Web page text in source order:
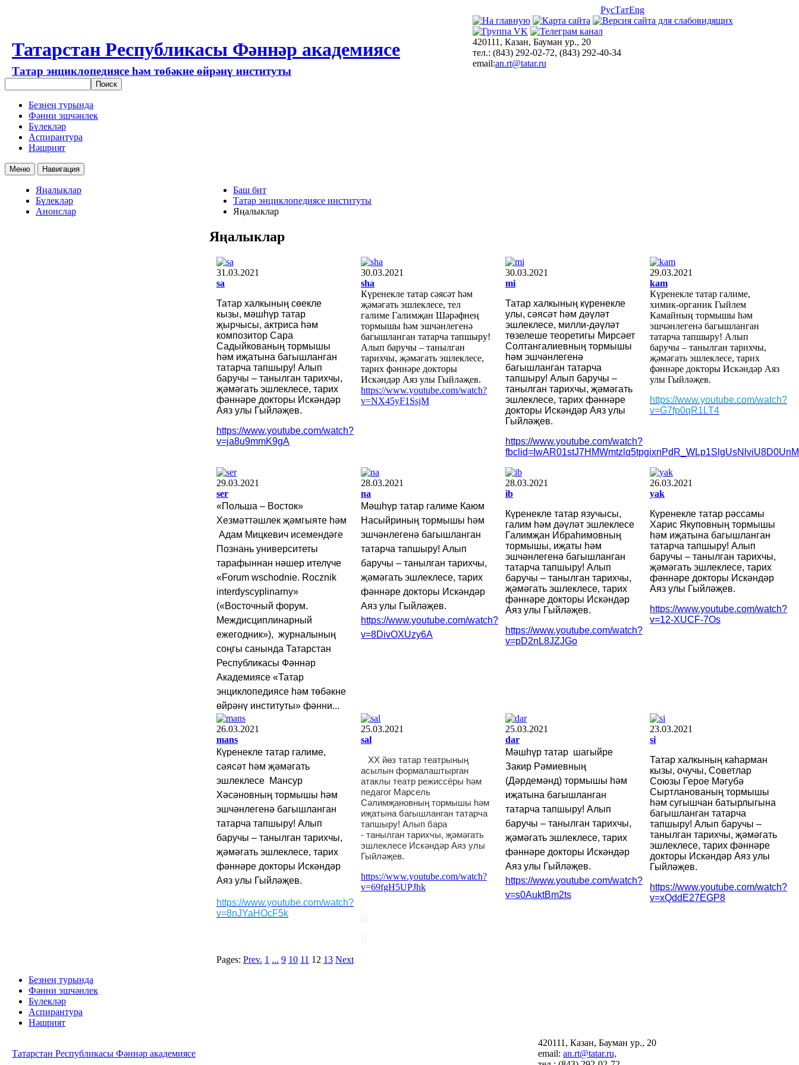
РусТатEng
Татарстан Республикасы Фәннәр академиясе
Татар энциклопедиясе һәм төбәкне өйрәнү институты
420111, Казан, Бауман ур., 20
тел.: (843) 292-02-72, (843) 292-40-34
email:an.rt@tatar.ru
Безнең турында
Фәнни эшчәнлек
Бүлекләр
Аспирантура
Нәшрият
Меню Навигация
Яңалыклар
Бүлекләр
Анонслар
Баш бит
Татар энциклопедиясе институты
Яңалыклар
Яңалыклар
31.03.2021
sa
Татар халкының сөекле
кызы, мәшһүр татар
җырчысы, актриса һәм
композитор Сара
Садыйкованың тормышы
һәм иҗатына багышланган
татарча тапшыру! Алып
баручы – танылган тарихчы,
җәмәгать эшлеклесе, тарих
фәннәре докторы Искәндәр
Аяз улы Гыйләҗев.
https://www.youtube.com/watch?
v=ja8u9mmK9gA
30.03.2021
sha
Күренекле татар сәясәт һәм
җәмәгать эшлеклесе, тел
галиме Галимҗан Шәрәфнең
тормышы һәм эшчәнлегенә
багышланган татарча тапшыру!
Алып баручы – танылган
тарихчы, җәмәгать эшлеклесе,
тарих фәннәре докторы
Искәндәр Аяз улы Гыйләҗев.
https://www.youtube.com/watch?
v=NX45yF1SsjM
30.03.2021
mi
Татар халкының күренекле
улы, сәясәт һәм дәүләт
эшлеклесе, милли-дәүләт
төзелеше теоретигы Мирсәет
Солтангалиевның тормышы
һәм эшчәнлегенә
багышланган татарча
тапшыру! Алып баручы –
танылган тарихчы, җәмәгать
эшлеклесе, тарих фәннәре
докторы Искәндәр Аяз улы
Гыйләҗев.
https://www.youtube.com/watch?
29.03.2021
kam
Күренекле татар галиме,
химик-органик Гыйлем
Камайның тормышы һәм
эшчәнлегенә багышланган
татарча тапшыру! Алып
баручы – танылган тарихчы,
җәмәгать эшлеклесе, тарих
фәннәре докторы Искәндәр Аяз
улы Гыйләҗев.
https://www.youtube.com/watch?
v=G7fp0qR1LT4
29.03.2021
ser
«Польша – Восток»
Хезмәттәшлек җәмгыяте һәм
Адам Мицкевич исемендәге
Познань университеты
тарафыннан нәшер ителүче
«Forum wschodnie. Rocznik
interdyscyplinarny»
(«Восточный форум.
Междисциплинарный
ежегодник»), журналының
соңгы санында Татарстан
Республикасы Фәннәр
Академиясе «Татар
энциклопедиясе һәм төбәкне
өйрәнү институты» фәнни...
28.03.2021
na
Мәшһүр татар галиме Каюм
Насыйриның тормышы һәм
эшчәнлегенә багышланган
татарча тапшыру! Алып
баручы – танылган тарихчы,
җәмәгать эшлеклесе, тарих
фәннәре докторы Искәндәр
Аяз улы Гыйләҗев.
https://www.youtube.com/watch?
v=8DivOXUzy6A
28.03.2021
ib
Күренекле татар язучысы,
галим һәм дәүләт эшлеклесе
Галимҗан Ибраһимовның
тормышы, иҗаты һәм
эшчәнлегенә багышланган
татарча тапшыру! Алып
баручы – танылган тарихчы,
җәмәгать эшлеклесе, тарих
фәннәре докторы Искәндәр
Аяз улы Гыйләҗев.
https://www.youtube.com/watch?
v=pD2nL8JZJGo
26.03.2021
yak
Күренекле татар рәссамы
Харис Якуповның тормышы
һәм иҗатына багышланган
татарча тапшыру! Алып
баручы – танылган тарихчы,
җәмәгать эшлеклесе, тарих
фәннәре докторы Искәндәр
Аяз улы Гыйләҗев.
https://www.youtube.com/watch?
v=12-XUCF-7Os
26.03.2021
mans
Күренекле татар галиме,
сәясәт һәм җәмәгать
эшлеклесе Мансур
Хәсәновның тормышы һәм
эшчәнлегенә багышланган
татарча тапшыру! Алып
баручы – танылган тарихчы,
җәмәгать эшлеклесе, тарих
фәннәре докторы Искәндәр
Аяз улы Гыйләҗев.
https://www.youtube.com/watch?
v=8nJYaHOcF5k
25.03.2021
sal
ХХ йөз татар театрының
асылын формалаштырган
атаклы театр режиссёры һәм
педагог Марсель
Сәлимҗановның тормышы һәм
иҗатына багышланган татарча
тапшыру! Алып бара
- танылган тарихчы, җәмәгать
эшлеклесе Искәндәр Аяз улы
Гыйләҗев.
https://www.youtube.com/watch?
v=69fgH5UPJhk
25.03.2021
dar
Мәшһүр татар шагыйре
Закир Рәмиевның
(Дәрдемәнд) тормышы һәм
иҗатына багышланган
татарча тапшыру! Алып
баручы – танылган тарихчы,
җәмәгать эшлеклесе, тарих
фәннәре докторы Искәндәр
Аяз улы Гыйләҗев.
https://www.youtube.com/watch?
v=s0AuktBm2ts
23.03.2021
si
Татар халкының каһарман
кызы, очучы, Советлар
Союзы Герое Мәгубә
Сыртланованың тормышы
һәм сугышчан батырлыгына
багышланган татарча
тапшыру! Алып баручы –
танылган тарихчы, җәмәгать
эшлеклесе, тарих фәннәре
докторы Искәндәр Аяз улы
Гыйләҗев.
https://www.youtube.com/watch?
v=xQddE27EGP8
Pages: Prev. 1 ... 9 10 11 12 13 Next
Безнең турында
Фәнни эшчәнлек
Бүлекләр
Аспирантура
Нәшрият
Татарстан Республикасы Фәннәр академиясе
420111, Казан, Бауман ур., 20
email:an.rt@tatar.ru,